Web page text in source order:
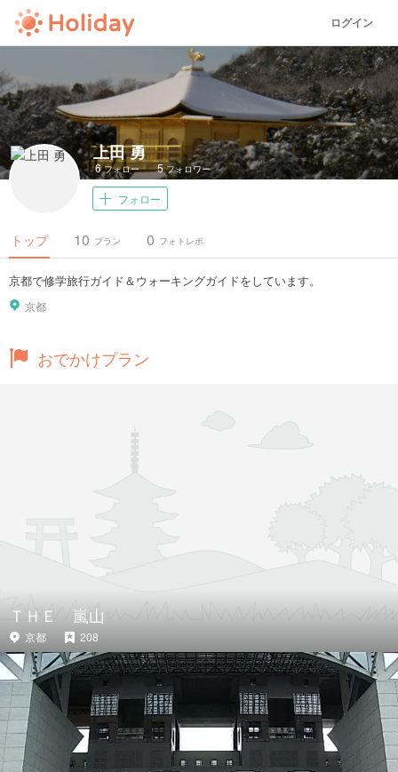
ログイン
上田 勇
6フォロー 5フォロワー
フォロー
トップ プラン
10 フォトレポ
0
京都で修学旅行ガイド＆ウォーキングガイドをしています。
京都
おでかけプラン
ＴＨＥ 嵐山
京都 208